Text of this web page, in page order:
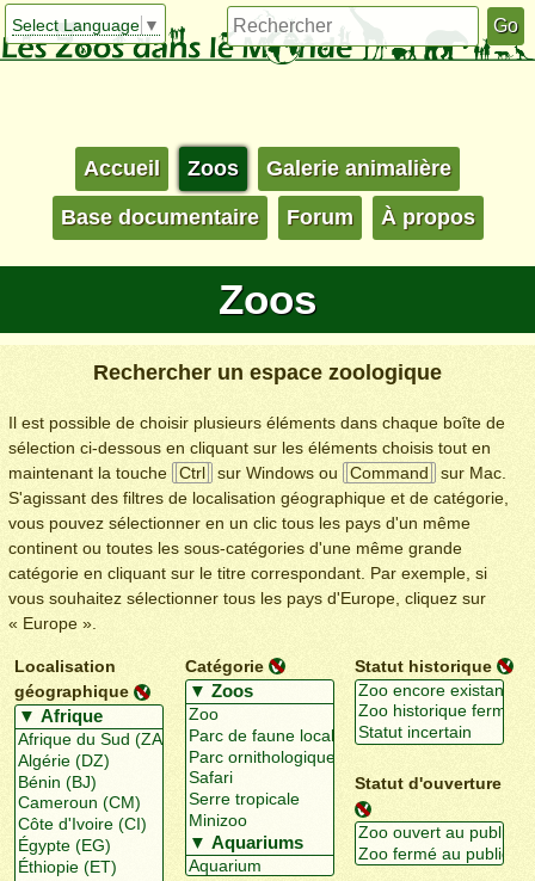
Select Language ▼
Accueil Zoos Galerie animalière
Base documentaire Forum À propos
Zoos
Rechercher un espace zoologique
Il est possible de choisir plusieurs éléments dans chaque boîte de
sélection ci-dessous en cliquant sur les éléments choisis tout en
maintenant la touche
Ctrl sur Windows ou Command
sur Mac.
S'agissant des filtres de localisation géographique et de catégorie,
vous pouvez sélectionner en un clic tous les pays d'un même
continent ou toutes les sous-catégories d'une même grande
catégorie en cliquant sur le titre correspondant. Par exemple, si
vous souhaitez sélectionner tous les pays d'Europe, cliquez sur
« Europe ».
Localisation
géographique
Catégorie Statut historique
Statut d'ouverture